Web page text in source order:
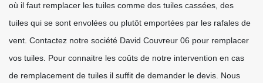
où il faut remplacer les tuiles comme des tuiles cassées, des
tuiles qui se sont envolées ou plutôt emportées par les rafales de
vent. Contactez notre société David Couvreur 06 pour remplacer
vos tuiles. Pour connaitre les coûts de notre intervention en cas
de remplacement de tuiles il suffit de demander le devis. Nous